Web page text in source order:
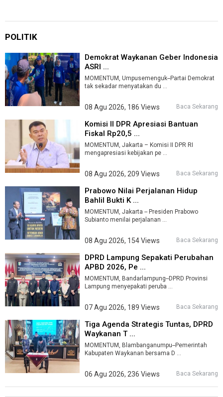
POLITIK
Demokrat Waykanan Geber Indonesia
ASRI ...
MOMENTUM, Umpusemenguk--Partai Demokrat
tak sekadar menyatakan du ...
08 Agu 2026, 186 Views Baca Sekarang
Komisi II DPR Apresiasi Bantuan
Fiskal Rp20,5 ...
MOMENTUM, Jakarta – Komisi II DPR RI
mengapresiasi kebijakan pe ...
08 Agu 2026, 209 Views Baca Sekarang
Prabowo Nilai Perjalanan Hidup
Bahlil Bukti K ...
MOMENTUM, Jakarta -- Presiden Prabowo
Subianto menilai perjalanan ...
08 Agu 2026, 154 Views Baca Sekarang
DPRD Lampung Sepakati Perubahan
APBD 2026, Pe ...
MOMENTUM, Bandarlampung--DPRD Provinsi
Lampung menyepakati peruba ...
07 Agu 2026, 189 Views Baca Sekarang
Tiga Agenda Strategis Tuntas, DPRD
Waykanan T ...
MOMENTUM, Blambanganumpu--Pemerintah
Kabupaten Waykanan bersama D ...
06 Agu 2026, 236 Views Baca Sekarang